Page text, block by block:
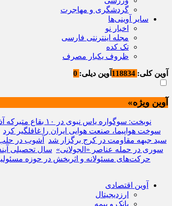
گردشگری و مهاجرت
سایر آوینی‌ها
اخبار نو
مجله اینترنتی فارسی
تک کده
ظروف یکبار مصرف
آوین کلی: آوین دیلی:
آوین ویژه»
نوبخت: سوگواره یاس نبوی در ۱۰ بقاع متبرکه آذربایجان غربی برگزار می شود
سوخت هواپیما، صنعت هوایی ایران را غافلگیر کرد
سید جبهه مقاومت در کرج برگزار شد
آشوب در
سوری در حمله عناصر «الجولانی» سال تحصیلی
حرکت‌های مسئولانه و اثربخش در حوزه
آوین اقتصادی
ارزدیجیتال
بانک و بیمه